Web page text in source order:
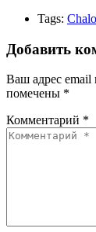
Tags:
Добавить
Ваш адрес email
помечены *
Комментарий *